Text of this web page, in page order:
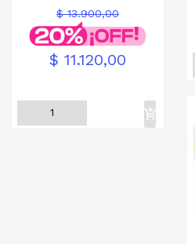
Precio
base
$ 13.900,00
$ 11.120,00